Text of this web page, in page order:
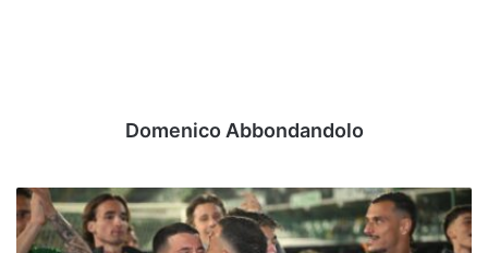
Domenico Abbondandolo
Catanzaro-
Avellino,
presentazione